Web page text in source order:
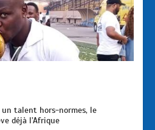
un talent hors-normes, le
déjà l’Afrique